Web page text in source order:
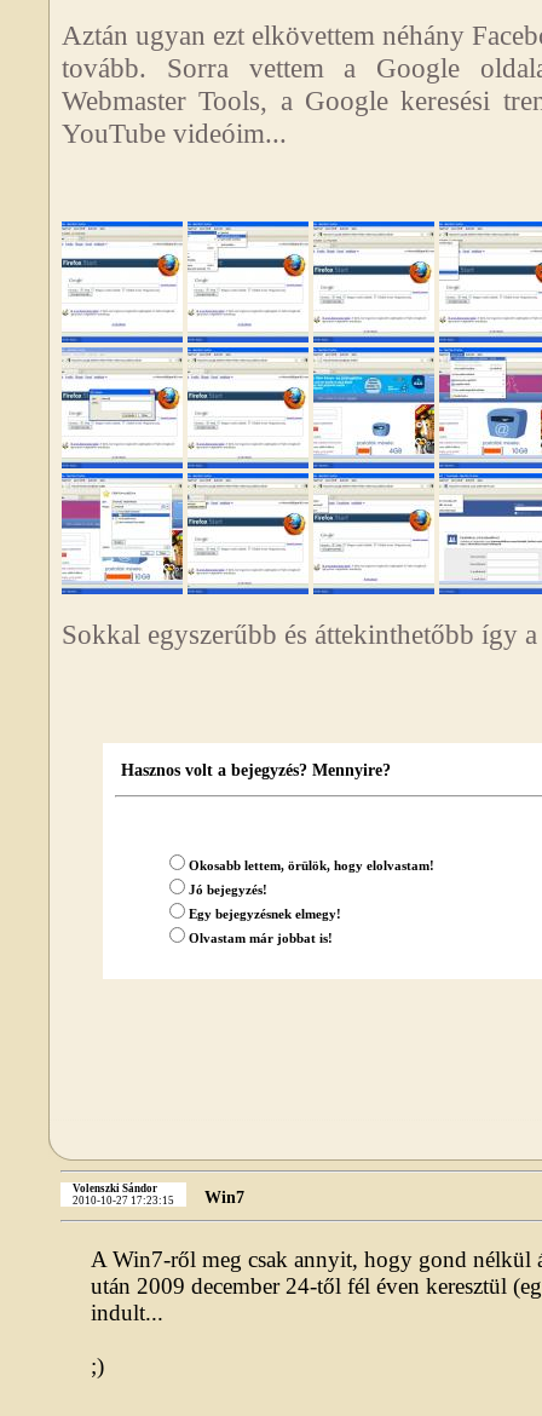
Aztán ugyan ezt elkövettem néhány
tovább. Sorra vettem a Google
Webmaster Tools, a Google keresési
YouTube videóim...
Sokkal egyszerűbb és áttekinthetőbb így
Hasznos volt a bejegyzés? Mennyire?
Okosabb lettem, örülök, hogy elolvastam!
Jó bejegyzés!
Egy bejegyzésnek elmegy!
Olvastam már jobbat is!
Volenszki Sándor
2010-10-27 17:23:15
Win7
A Win7-ről meg csak annyit, hogy gond nélkül
után 2009 december 24-től fél éven keresztül
indult...
;)